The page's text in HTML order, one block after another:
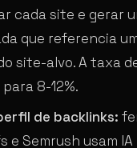
cada site e gerar
que referencia
site-alvo. A taxa
8-12%.
de backlinks:
e Semrush usam